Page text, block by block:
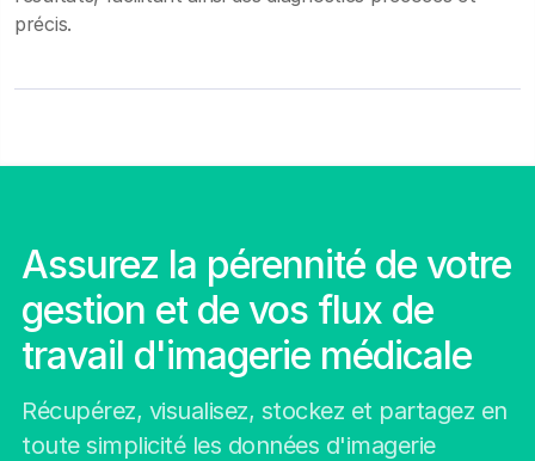
précis.
Assurez la pérennité de votre
gestion et de vos flux de
travail d'imagerie médicale
Récupérez, visualisez, stockez et partagez en
toute simplicité les données d'imagerie